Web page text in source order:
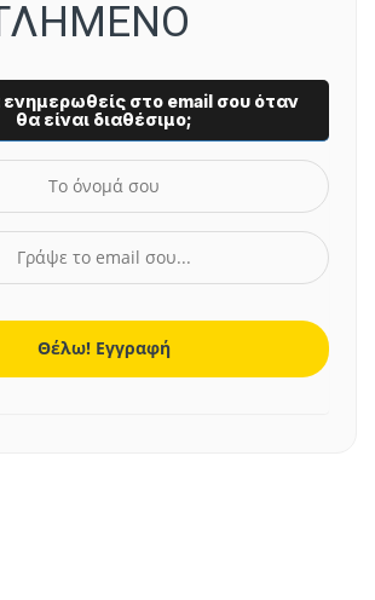
ενημερωθείς στο email σου όταν
θα είναι διαθέσιμο;